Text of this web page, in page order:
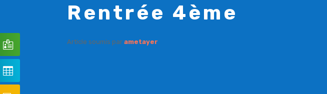
Rentrée 4ème
Article soumis parametayer